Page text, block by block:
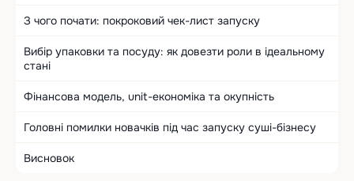
З чого почати: покроковий чек-лист запуску
Вибір упаковки та посуду: як довезти роли в ідеальному
стані
Фінансова модель, unit-економіка та окупність
Головні помилки новачків під час запуску суші-бізнесу
Висновок